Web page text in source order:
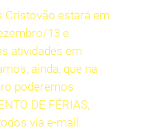
Cristovão estará em
13 e
atividades em
ainda, que na
poderemos
DE FÉRIAS,
via e-mail.